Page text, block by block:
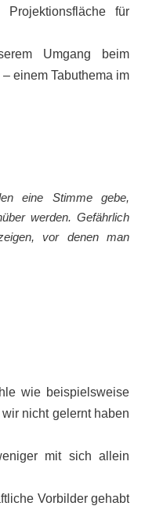
für
Umgang beim
einem Tabuthema im
eine Stimme gebe,
werden. Gefährlich
vor denen man
wie beispielsweise
nicht gelernt haben
mit sich allein
Vorbilder gehabt